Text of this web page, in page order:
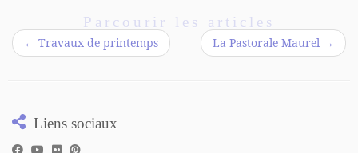
Parcourir les articles
← Travaux de printemps La Pastorale Maurel →
Liens sociaux